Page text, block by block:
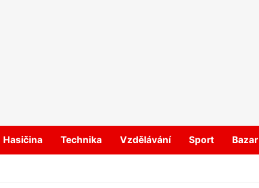
Hasičina Technika Vzdělávání Sport Bazar